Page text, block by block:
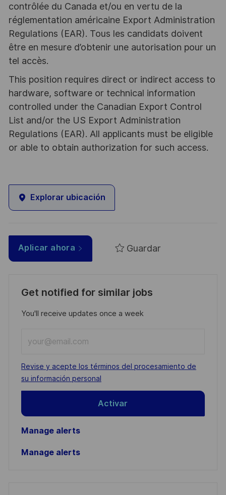
contrôlée du Canada et/ou en vertu de la
réglementation américaine Export Administration
Regulations (EAR). Tous les candidats doivent
être en mesure d’obtenir une autorisation pour un
tel accès.
This position requires direct or indirect access to
hardware, software or technical information
controlled under the Canadian Export Control
List and/or the US Export Administration
Regulations (EAR). All applicants must be eligible
or able to obtain authorization for such access.
Explorar ubicación
Aplicar ahora Guardar
Get notified for similar jobs
You'll receive updates once a week
Email
address
(Required)
Required
Revise y acepte los términos del procesamiento de
su información personal
Activar
Manage alerts
Manage alerts